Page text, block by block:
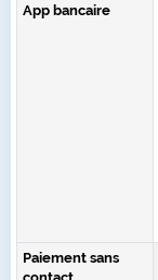
App bancaire
Paiement sans